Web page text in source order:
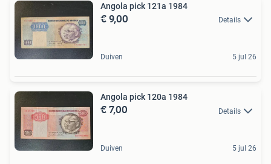
Angola pick 121a 1984
€ 9,00 Details
Duiven 5 jul 26
Angola pick 120a 1984
€ 7,00 Details
Duiven 5 jul 26